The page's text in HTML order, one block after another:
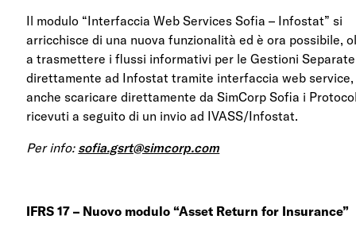
Il modulo “Interfaccia Web Services Sofia – Infostat” si
arricchisce di una nuova funzionalità ed è ora possibile,
a trasmettere i flussi informativi per le Gestioni Separate
direttamente ad Infostat tramite interfaccia web service,
anche scaricare direttamente da SimCorp Sofia i
ricevuti a seguito di un invio ad IVASS/Infostat.
Per info: sofia.gsrt@simcorp.com
IFRS 17 – Nuovo modulo “Asset Return for Insurance”